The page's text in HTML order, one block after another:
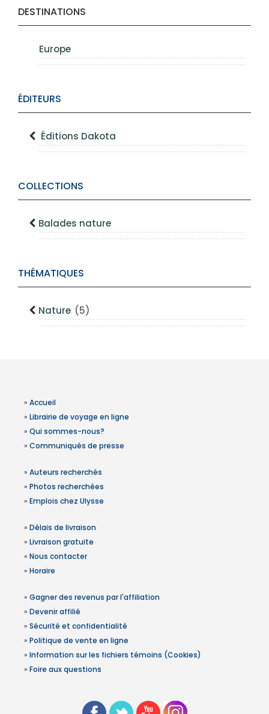
DESTINATIONS
Europe
ÉDITEURS
Éditions Dakota
COLLECTIONS
Balades nature
THÉMATIQUES
Nature (5)
» Accueil
» Librairie de voyage en ligne
» Qui sommes-nous?
» Communiqués de presse
» Auteurs recherchés
» Photos recherchées
» Emplois chez Ulysse
» Délais de livraison
» Livraison gratuite
» Nous contacter
» Horaire
» Gagner des revenus par l'affiliation
» Devenir affilié
» Sécurité et confidentialité
» Politique de vente en ligne
» Information sur les fichiers témoins (Cookies)
» Foire aux questions